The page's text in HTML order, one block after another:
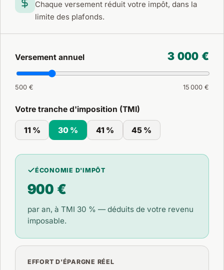
Chaque versement réduit votre impôt, dans la
limite des plafonds.
Versement annuel 3 000 €
500 € 15 000 €
Votre tranche d'imposition (TMI)
11 % 30 % 41 % 45 %
ÉCONOMIE D'IMPÔT
900 €
par an, à TMI 30 % — déduits de votre revenu
imposable.
EFFORT D'ÉPARGNE RÉEL